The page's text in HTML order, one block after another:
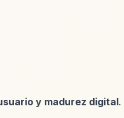
y madurez digital.